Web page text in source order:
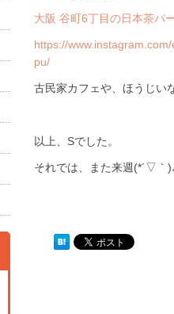
大阪 谷町6丁目の日本茶バ
https://
pu/
古民家カフェや、ほうじい
以上、Sでした。
それでは、また来週(*´▽｀)